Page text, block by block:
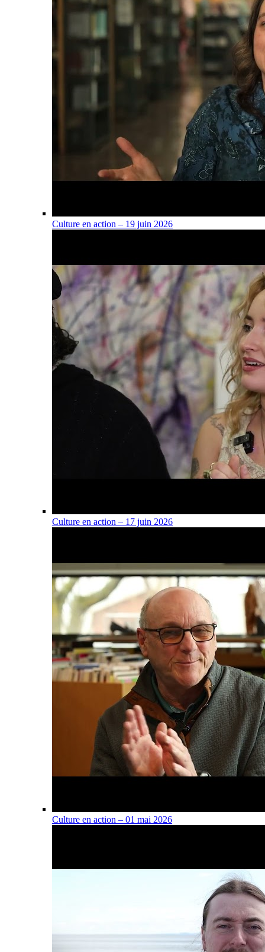
Culture en action – 19 juin 2026
Culture en action – 17 juin 2026
Culture en action – 01 mai 2026